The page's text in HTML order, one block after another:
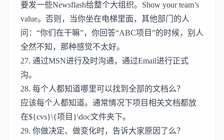
要发一些Newsflash给整个大组织。Show your team’s
value。否则，当你坐在电梯里面，其他部门的人
问：“你们在干嘛”，你回答“ABC项目”的时候，别人
全然不知，那种感觉不太好。
27. 通过MSN进行及时沟通，通过Email进行正式
沟。
28. 每个人都知道哪里可以找到全部的文档么？
应该每个人都知道。通常情况下项目相关文档都放
在${cvs}\{项目}\doc文件夹下。
29. 你做决定、做变化时，告诉大家原因了么？